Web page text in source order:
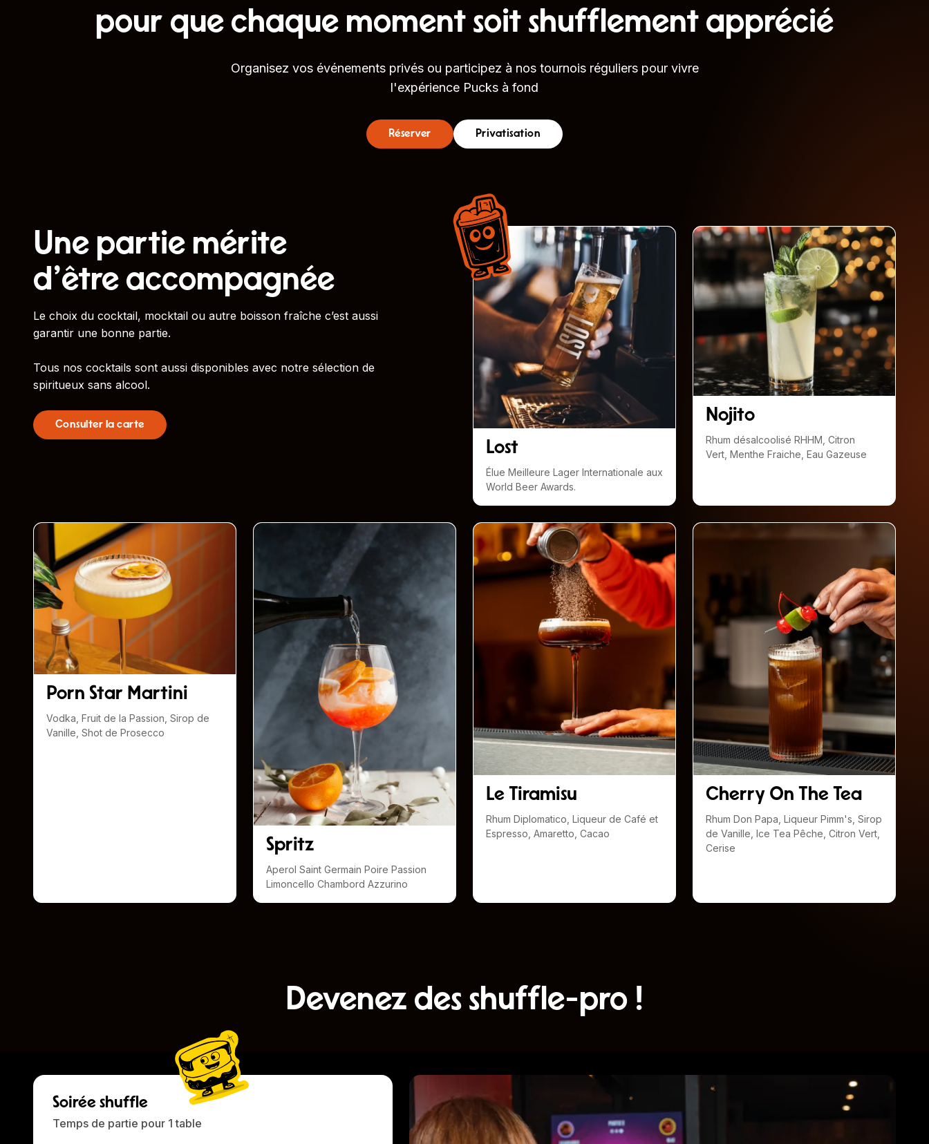
pour que chaque moment soit shufflement apprécié
Organisez vos événements privés ou participez à nos tournois réguliers pour vivre
l'expérience Pucks à fond
Réserver Privatisation
Une partie mérite
d’être accompagnée
Le choix du cocktail, mocktail ou autre boisson fraîche c’est aussi
garantir une bonne partie.
Tous nos cocktails sont aussi disponibles avec notre sélection de
spiritueux sans alcool.
Consulter la carte
Lost
Élue Meilleure Lager Internationale aux
World Beer Awards.
Nojito
Rhum désalcoolisé RHHM, Citron
Vert, Menthe Fraiche, Eau Gazeuse
Porn Star Martini
Vodka, Fruit de la Passion, Sirop de
Vanille, Shot de Prosecco
Spritz
Aperol Saint Germain Poire Passion
Limoncello Chambord Azzurino
Le Tiramisu
Rhum Diplomatico, Liqueur de Café et
Espresso, Amaretto, Cacao
Cherry On The Tea
Rhum Don Papa, Liqueur Pimm's, Sirop
de Vanille, Ice Tea Pêche, Citron Vert,
Cerise
Devenez des shuffle-pro !
Soirée shuffle
Temps de partie pour 1 table